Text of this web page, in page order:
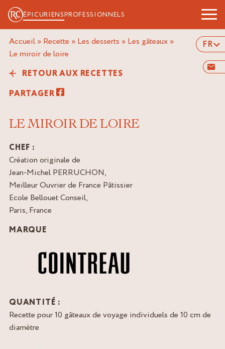
ÉPICURIENSPROFESSIONNELS
FR
Accueil » Recette » Les desserts » Les gâteaux »
le miroir de loire
RETOUR AUX RECETTES
PARTAGER
LE MIROIR DE LOIRE
CHEF :
Création originale de
Jean-Michel PERRUCHON,
Meilleur Ouvrier de France Pâtissier
Ecole Bellouet Conseil,
Paris, France
MARQUE
QUANTITÉ :
Recette pour 10 gâteaux de voyage individuels de 10 cm de
diamètre